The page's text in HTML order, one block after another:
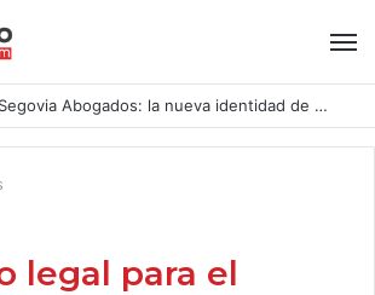
Albertz Parra Segovia Abogados: la nueva identidad de Segovia Consulting
legal para el